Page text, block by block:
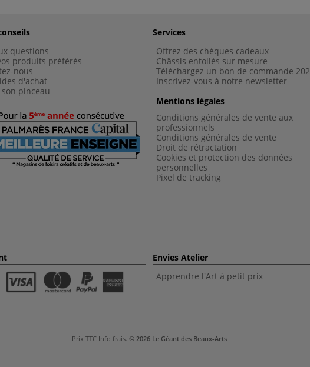
questions
produits préférés
nous
d'achat
pinceau
Services
Offrez des chèques cadeaux
Châssis entoilés sur mesure
Téléchargez un bon de commande 202
Inscrivez-vous à notre newsletter
Mentions légales
Conditions générales de vente aux
professionnels
Conditions générales de vente
Droit de rétractation
Cookies et protection des données
personnelles
Pixel de tracking
Envies Atelier
Apprendre l'Art à petit prix
Prix TTC Info frais. © 2026 Le Géant des Beaux-Arts